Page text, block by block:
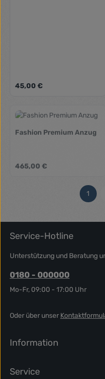
Regulärer Preis:
45,00 €
Fashion Premium Anzug
Regulärer Preis:
465,00 €
Seite
1
Service-Hotline
Unterstützung und Beratung
0180 - 000000
Mo-Fr, 09:00 - 17:00 Uhr
Oder über unser
Information
Service